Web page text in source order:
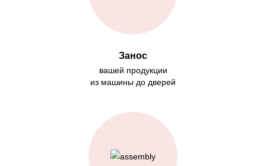
Занос
вашей продукции
из машины до дверей